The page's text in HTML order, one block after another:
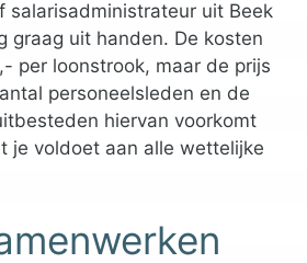
salarisadministrateur uit Beek
graag uit handen. De kosten
per loonstrook, maar de prijs
personeelsleden en de
hiervan voorkomt
je voldoet aan alle wettelijke